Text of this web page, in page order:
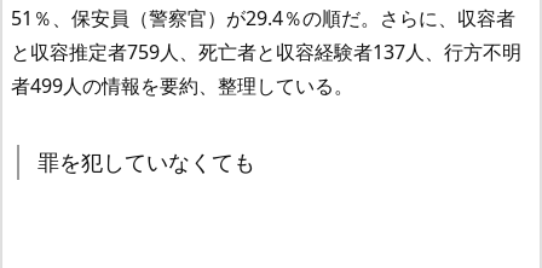
51％、保安員（警察官）が29.4％の順だ。さらに、収容者
と収容推定者759人、死亡者と収容経験者137人、行方不明
者499人の情報を要約、整理している。
罪を犯していなくても